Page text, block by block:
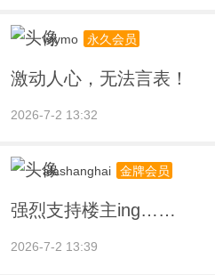
wjymo 永久会员
激动人心，无法言表！
2026-7-2 13:32
alashanghai 金牌会员
强烈支持楼主ing……
2026-7-2 13:39